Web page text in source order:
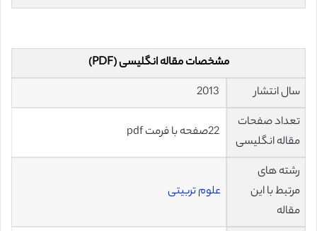
مشخصات مقاله انگلیسی (PDF)
سال انتشار
تعداد صفحات
مقاله انگلیسی
رشته های
مرتبط با این
مقاله
علوم تربیتی